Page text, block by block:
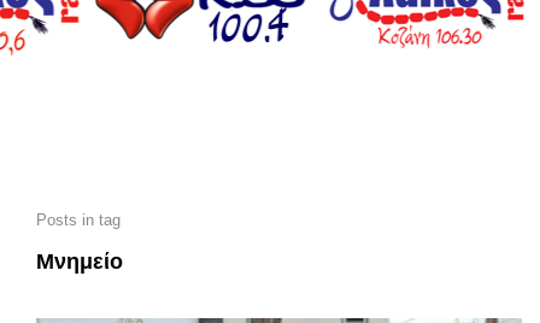
Posts in tag
Μνημείο